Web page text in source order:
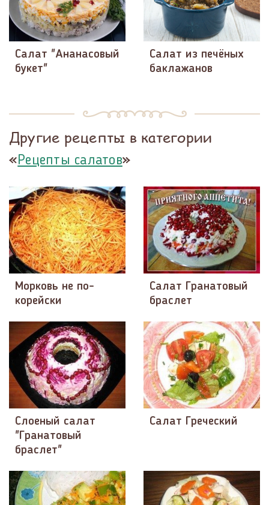
Салат "Ананасовый
букет"
Салат из печёных
баклажанов
Другие рецепты в категории
«Рецепты салатов»
Морковь не по-
корейски
Салат Гранатовый
браслет
Слоеный салат
"Гранатовый
браслет"
Салат Греческий